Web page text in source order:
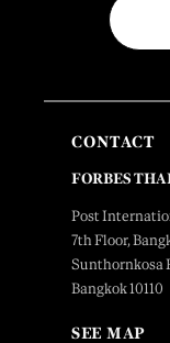
CONTACT
FORBES
Post
7th Floor,
Sunthornkosa
Bangkok 10110
SEE MAP